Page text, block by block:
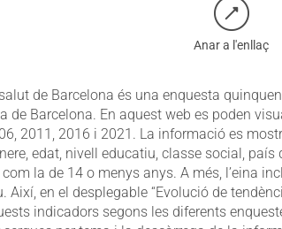
Anar a l'enllaç
salut de Barcelona és una enquesta
de Barcelona. En aquest web es poden
2011, 2016 i 2021. La informació es
edat, nivell educatiu, classe social,
la de 14 o menys anys. A més, l’eina
Així, en el desplegable “Evolució de
indicadors segons les diferents